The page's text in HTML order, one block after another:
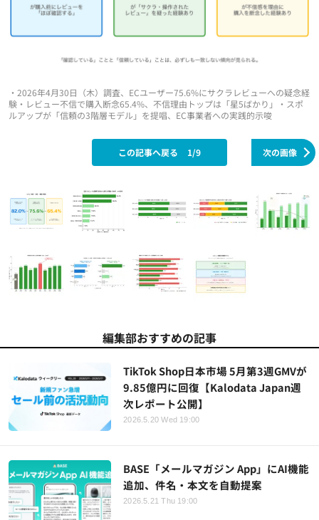
・2026年4月30日（木）調査、ECユーザー75.6%にサクラレビューへの疑念経
験・レビュー不信で購入断念65.4%、不信理由トップは「星5ばかり」・スポ
ルアップが「信頼の3階層モデル」を提唱、EC事業者への実践的示唆
次の画像
この記事へ戻る 1/9
編集部おすすめの記事
TikTok Shop日本市場 5月第3週GMVが
9.85億円に回復【Kalodata Japan週
次レポート公開】
2026.5.20 Wed 19:00
BASE「メールマガジン App」にAI機能
追加、件名・本文を自動提案
2026.5.21 Thu 19:00